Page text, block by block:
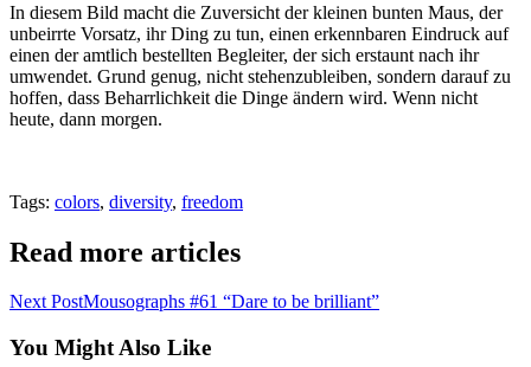
In diesem Bild macht die Zuversicht der kleinen bunten Maus, der
unbeirrte Vorsatz, ihr Ding zu tun, einen erkennbaren Eindruck auf
einen der amtlich bestellten Begleiter, der sich erstaunt nach ihr
umwendet. Grund genug, nicht stehenzubleiben, sondern darauf zu
hoffen, dass Beharrlichkeit die Dinge ändern wird. Wenn nicht
heute, dann morgen.
Tags: colors, diversity, freedom
Read more articles
Next PostMousographs #61 “Dare to be brilliant”
You Might Also Like